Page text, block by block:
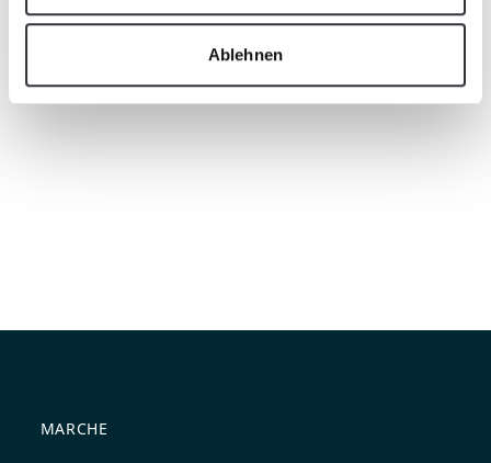
Ablehnen
MARCHE